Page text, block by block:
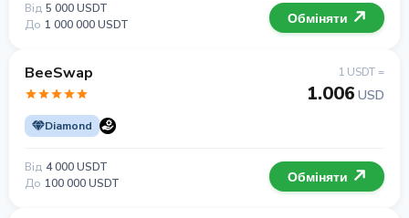
Від 5 000 USDT
До 1 000 000 USDT Обміняти
BeeSwap
Diamond
1 USDT =
1.006 USD
Від 4 000 USDT
До 100 000 USDT Обміняти